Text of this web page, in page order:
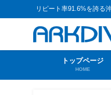
リピート率91.6%を誇る
トップページ
HOME